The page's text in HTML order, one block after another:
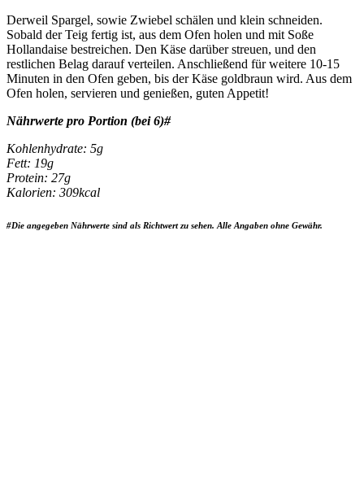
Derweil Spargel, sowie Zwiebel schälen und klein schneiden.
Sobald der Teig fertig ist, aus dem Ofen holen und mit Soße
Hollandaise bestreichen. Den Käse darüber streuen, und den
restlichen Belag darauf verteilen. Anschließend für weitere 10-15
Minuten in den Ofen geben, bis der Käse goldbraun wird. Aus dem
Ofen holen, servieren und genießen, guten Appetit!
Nährwerte pro Portion (bei 6)#
Kohlenhydrate: 5g
Fett: 19g
Protein: 27g
Kalorien: 309kcal
#Die angegeben Nährwerte sind als Richtwert zu sehen. Alle Angaben ohne Gewähr.